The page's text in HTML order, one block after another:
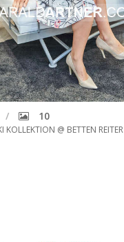
10
@ BETTEN REITER